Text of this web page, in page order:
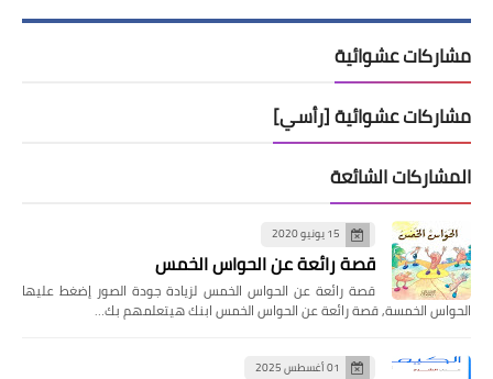
مشاركات عشوائية
مشاركات عشوائية [رأسي]
المشاركات الشائعة
15 يونيو 2020
قصة رائعة عن الحواس الخمس
قصة رائعة عن الحواس الخمس لزيادة جودة الصور إضغط عليها
الحواس الخمسة, قصة رائعة عن الحواس الخمس ابنك هيتعلمهم بك…
01 أغسطس 2025